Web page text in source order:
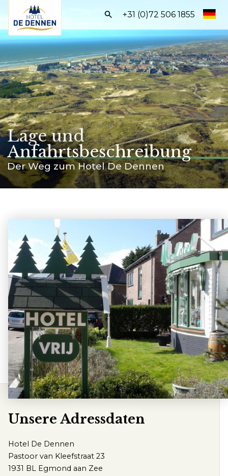
Frontend
search:
+31 (0)72 506 1855
Start
Zimmer
Arrangements
Einrichtungen
Entdecke Egmond
BUCHEN SIE DIREKT
Häufig gestellte Fragen
Kontakt
info@dedennen.nl
+31 (0)72 506 1855
Route
Lage und
Anfahrtsbeschreibung
Der Weg zum Hotel De Dennen
Unsere Adressdaten
Hotel De Dennen
Pastoor van Kleefstraat 23
1931 BL Egmond aan Zee